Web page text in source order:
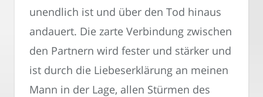
unendlich ist und über den Tod hinaus
andauert. Die zarte Verbindung zwischen
den Partnern wird fester und stärker und
ist durch die Liebeserklärung an meinen
Mann in der Lage, allen Stürmen des